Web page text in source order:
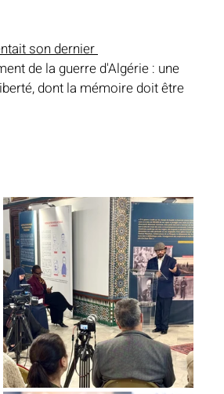
al-Iman Récits célestes
son dernier
de la guerre d'Algérie : une
dont la mémoire doit être